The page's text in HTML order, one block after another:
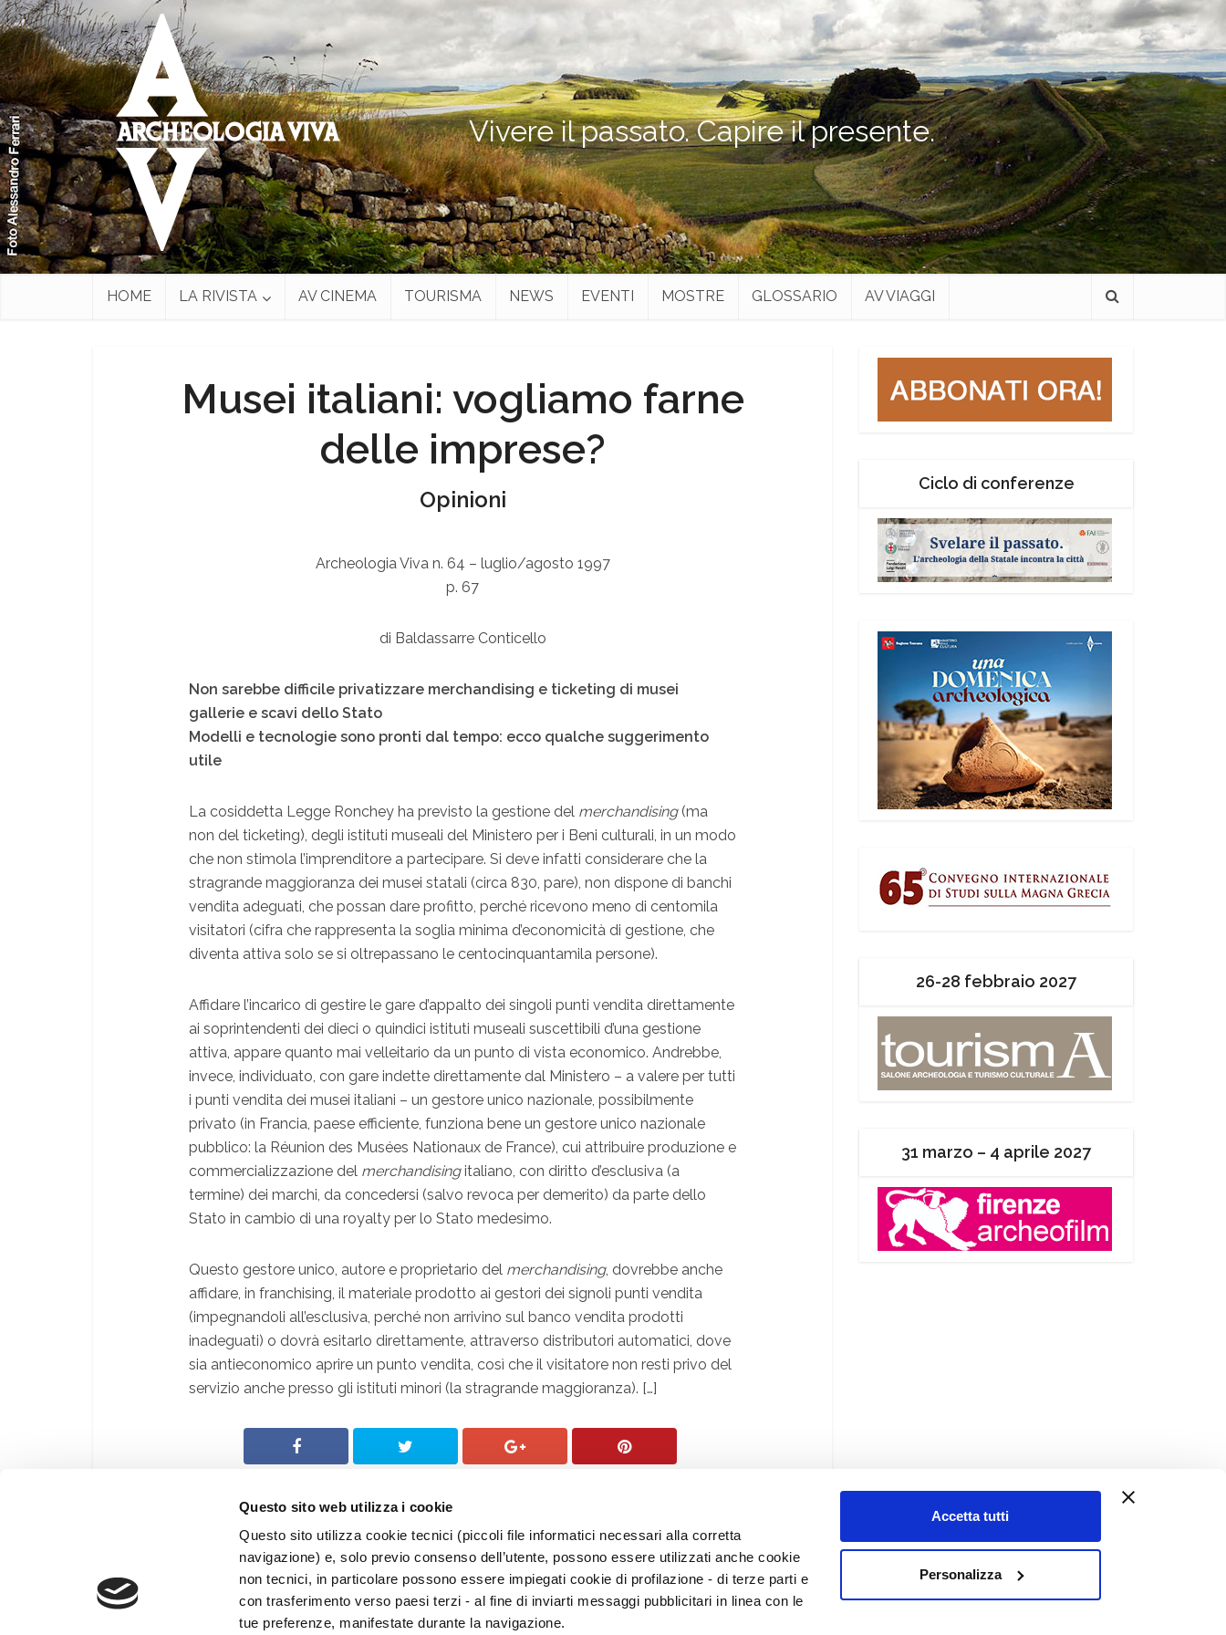
Questo sito web utilizza i cookie
Questo sito utilizza cookie tecnici (piccoli file informatici necessari alla corretta
navigazione) e, solo previo consenso dell’utente, possono essere utilizzati anche cookie
non tecnici, in particolare possono essere impiegati cookie di profilazione - di terze parti e
con trasferimento verso paesi terzi - al fine di inviarti messaggi pubblicitari in linea con le
tue preferenze, manifestate durante la navigazione.
Accetta tutti
Personalizza
Vivere il passato. Capire il presente.
HOME LA RIVISTA AV CINEMA TOURISMA NEWS EVENTI MOSTRE GLOSSARIO AV VIAGGI
Musei italiani: vogliamo farne
delle imprese?
Opinioni
Archeologia Viva n. 64 – luglio/agosto 1997
p. 67
di Baldassarre Conticello
Non sarebbe difficile privatizzare merchandising e ticketing di musei
gallerie e scavi dello Stato
Modelli e tecnologie sono pronti dal tempo: ecco qualche suggerimento
utile
La cosiddetta Legge Ronchey ha previsto la gestione del merchandising(ma
non del ticketing), degli istituti museali del Ministero per i Beni culturali, in un modo
che non stimola l’imprenditore a partecipare. Si deve infatti considerare che la
stragrande maggioranza dei musei statali (circa 830, pare), non dispone di banchi
vendita adeguati, che possan dare profitto, perché ricevono meno di centomila
visitatori (cifra che rappresenta la soglia minima d’economicità di gestione, che
diventa attiva solo se si oltrepassano le centocinquantamila persone).
Affidare l’incarico di gestire le gare d’appalto dei singoli punti vendita direttamente
ai soprintendenti dei dieci o quindici istituti museali suscettibili d’una gestione
attiva, appare quanto mai velleitario da un punto di vista economico. Andrebbe,
invece, individuato, con gare indette direttamente dal Ministero – a valere per tutti
i punti vendita dei musei italiani – un gestore unico nazionale, possibilmente
privato (in Francia, paese efficiente, funziona bene un gestore unico nazionale
pubblico: la Réunion des Musées Nationaux de France), cui attribuire produzione e
commercializzazione del merchandisingitaliano, con diritto d’esclusiva (a
termine) dei marchi, da concedersi (salvo revoca per demerito) da parte dello
Stato in cambio di una royalty per lo Stato medesimo.
Questo gestore unico, autore e proprietario del merchandising, dovrebbe anche
affidare, in franchising, il materiale prodotto ai gestori dei signoli punti vendita
(impegnandoli all’esclusiva, perché non arrivino sul banco vendita prodotti
inadeguati) o dovrà esitarlo direttamente, attraverso distributori automatici, dove
sia antieconomico aprire un punto vendita, così che il visitatore non resti privo del
servizio anche presso gli istituti minori (la stragrande maggioranza). […]
Ciclo di conferenze
26-28 febbraio 2027
31 marzo – 4 aprile 2027
®Giunti Editore S.p.a.
Web By
PRISMA Associazione Culturale
Chi siamo